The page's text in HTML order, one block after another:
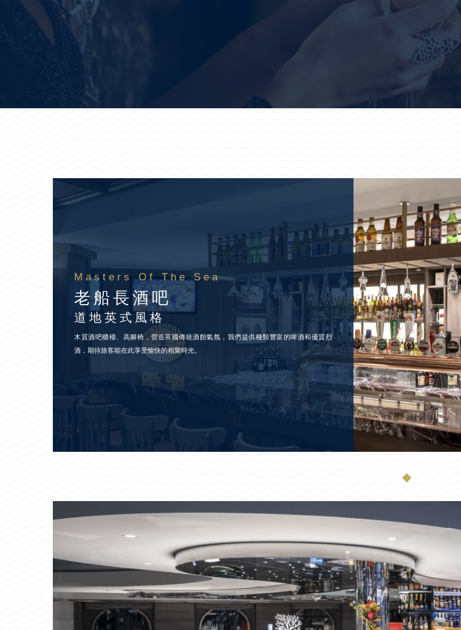
Masters Of The Sea
老船長酒吧
道地英式風格
木質酒吧櫃檯、高腳椅，營造英國傳統酒館氣氛，我們提供種類豐富的啤酒和優質烈
酒，期待旅客能在此享受愉快的相聚時光。
◆